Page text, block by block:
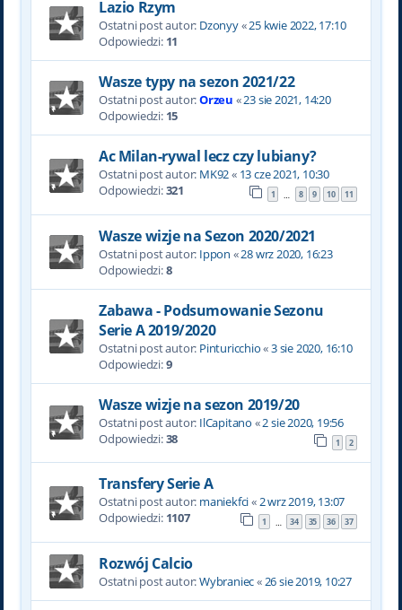
Lazio Rzym
Ostatni post autor: Dzonyy«25 kwie 2022, 17:10
Odpowiedzi: 11
Wasze typy na sezon 2021/22
Ostatni post autor:Orzeu «23 sie 2021, 14:20
Odpowiedzi: 15
Ac Milan-rywal lecz czy lubiany?
Ostatni post autor: MK92« 13 cze 2021, 10:30
Odpowiedzi:321 1 … 8 9 10 11
Wasze wizje na Sezon 2020/2021
Ostatni post autor: Ippon «28 wrz 2020, 16:23
Odpowiedzi:8
Zabawa - Podsumowanie Sezonu
Serie A 2019/2020
Ostatni post autor: Pinturicchio«3 sie 2020, 16:10
Odpowiedzi:9
Wasze wizje na sezon 2019/20
Ostatni post autor: IlCapitano «2 sie 2020, 19:56
Odpowiedzi:38 1 2
Transfery Serie A
Ostatni post autor: maniekfci«2 wrz 2019, 13:07
Odpowiedzi: 1107 1 … 34 35 36 37
Rozwój Calcio
Ostatni post autor:Wybraniec«26 sie 2019, 10:27